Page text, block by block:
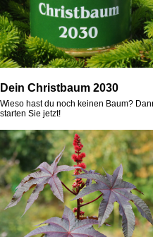
Dein Christbaum 2030
Wieso hast du noch keinen Baum?
starten Sie jetzt!